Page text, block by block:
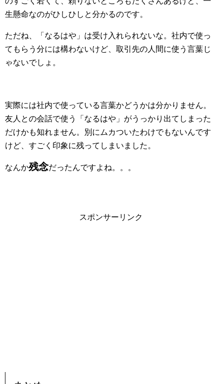
生懸命なのがひしひしと分かるのです。
ただね、「なるはや」は受け入れられないな。社内で使っ
てもらう分には構わないけど、取引先の人間に使う言葉じ
ゃないでしょ。
実際には社内で使っている言葉かどうかは分かりません。
友人との会話で使う「なるはや」がうっかり出てしまった
だけかも知れません。別にムカついたわけでもないんです
けど、すごく印象に残ってしまいました。
なんか残念だったんですよね。。。
スポンサーリンク